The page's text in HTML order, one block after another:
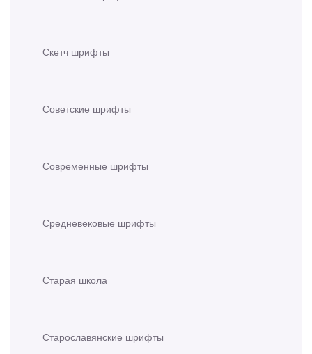
Скетч шрифты
Советские шрифты
Современные шрифты
Средневековые шрифты
Старая школа
Старославянские шрифты